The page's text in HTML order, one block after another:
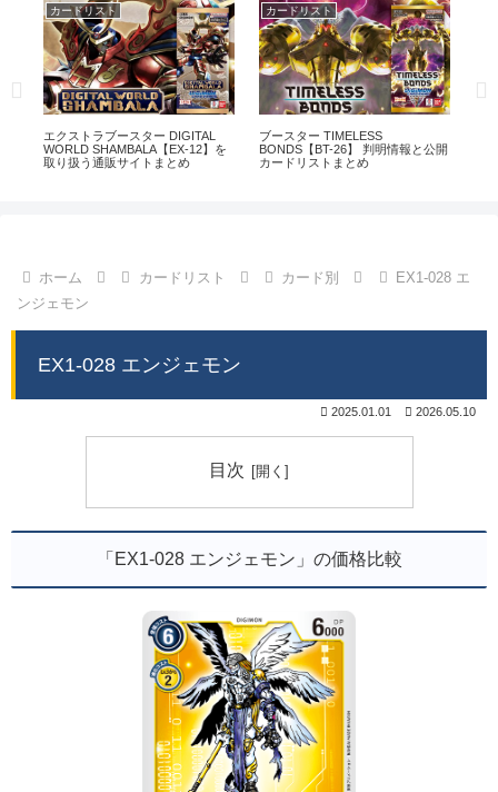
カードリスト
エクストラブースター DIGITAL
WORLD SHAMBALA【EX-12】を
取り扱う通販サイトまとめ
カードリスト
ブースター TIMELESS
BONDS【BT-26】 判明情報と公開
カードリストまとめ
ホーム カードリスト カード別
EX1-028 エ
ンジェモン
EX1-028 エンジェモン
2025.01.01 2026.05.10
目次
「EX1-028 エンジェモン」の価格比較